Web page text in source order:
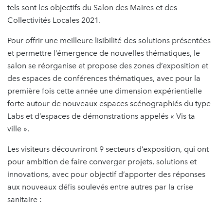
tels sont les objectifs du Salon des Maires et des
Collectivités Locales 2021.
Pour offrir une meilleure lisibilité des solutions présentées
et permettre l’émergence de nouvelles thématiques, le
salon se réorganise et propose des zones d’exposition et
des espaces de conférences thématiques, avec pour la
première fois cette année une dimension expérientielle
forte autour de nouveaux espaces scénographiés du type
Labs et d’espaces de démonstrations appelés « Vis ta
ville ».
Les visiteurs découvriront 9 secteurs d’exposition, qui ont
pour ambition de faire converger projets, solutions et
innovations, avec pour objectif d’apporter des réponses
aux nouveaux défis soulevés entre autres par la crise
sanitaire :